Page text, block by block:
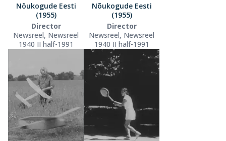
Nõukogude Eesti
(1955)
Director
Newsreel, Newsreel
1940 II half-1991
Nõukogude Eesti
(1955)
Director
Newsreel, Newsreel
1940 II half-1991